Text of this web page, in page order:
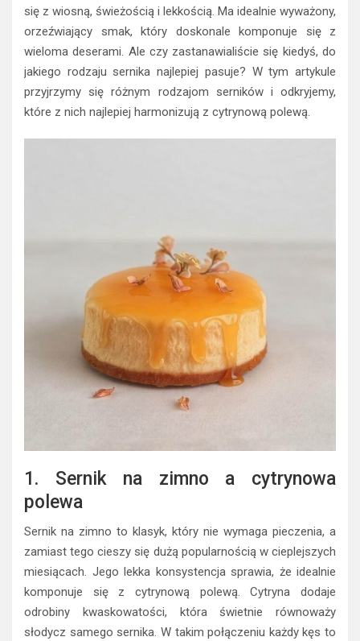
się z wiosną, świeżością i lekkością. Ma idealnie wyważony,
orzeźwiający smak, który doskonale komponuje się z
wieloma deserami. Ale czy zastanawialiście się kiedyś, do
jakiego rodzaju sernika najlepiej pasuje? W tym artykule
przyjrzymy się różnym rodzajom serników i odkryjemy,
które z nich najlepiej harmonizują z cytrynową polewą.
1. Sernik na zimno a cytrynowa
polewa
Sernik na zimno to klasyk, który nie wymaga pieczenia, a
zamiast tego cieszy się dużą popularnością w cieplejszych
miesiącach. Jego lekka konsystencja sprawia, że idealnie
komponuje się z cytrynową polewą. Cytryna dodaje
odrobiny kwaskowatości, która świetnie równoważy
słodycz samego sernika. W takim połączeniu każdy kęs to